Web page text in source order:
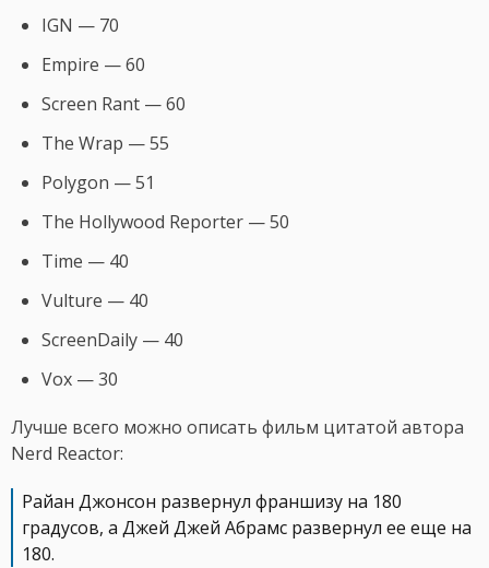
IGN — 70
Empire — 60
Screen Rant — 60
The Wrap — 55
Polygon — 51
The Hollywood Reporter — 50
Time — 40
Vulture — 40
ScreenDaily — 40
Vox — 30
Лучше всего можно описать фильм цитатой автора
Nerd Reactor:
Райан Джонсон развернул франшизу на 180
градусов, а Джей Джей Абрамс развернул ее еще на
180.